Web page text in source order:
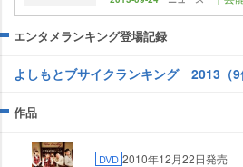
エンタメランキング登場記録
よしもとブサイクランキング 2013（9
作品
DVD 2010年12月22日発売